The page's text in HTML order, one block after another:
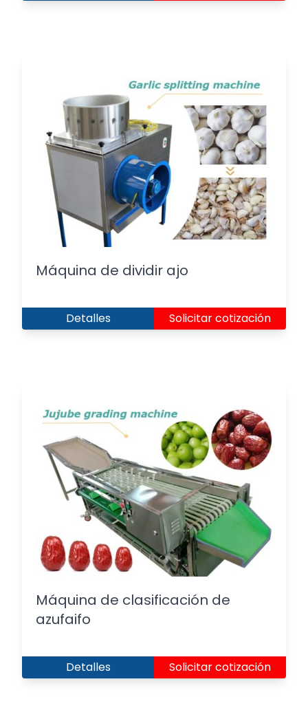
Máquina de dividir ajo
Detalles Solicitar cotización
Máquina de clasificación de
azufaifo
Detalles Solicitar cotización